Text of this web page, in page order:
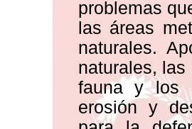
problemas
las áreas
naturales.
naturales,
fauna y los
erosión y